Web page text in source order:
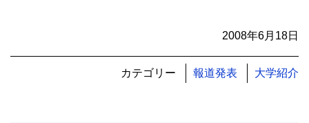
2008年6月18日
カテゴリー 報道発表 大学紹介